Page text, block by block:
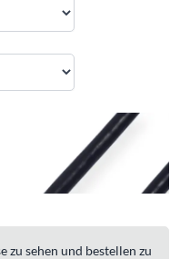
zu sehen und bestellen zu